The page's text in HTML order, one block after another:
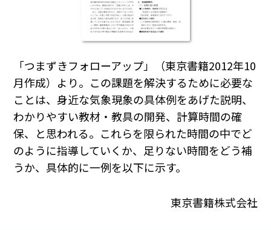
「つまずきフォローアップ」（東京書籍2012年10
月作成）より。この課題を解決するために必要な
ことは、身近な気象現象の具体例をあげた説明、
わかりやすい教材・教具の開発、計算時間の確
保、と思われる。これらを限られた時間の中でど
のように指導していくか、足りない時間をどう補
うか、具体的に一例を以下に示す。
東京書籍株式会社